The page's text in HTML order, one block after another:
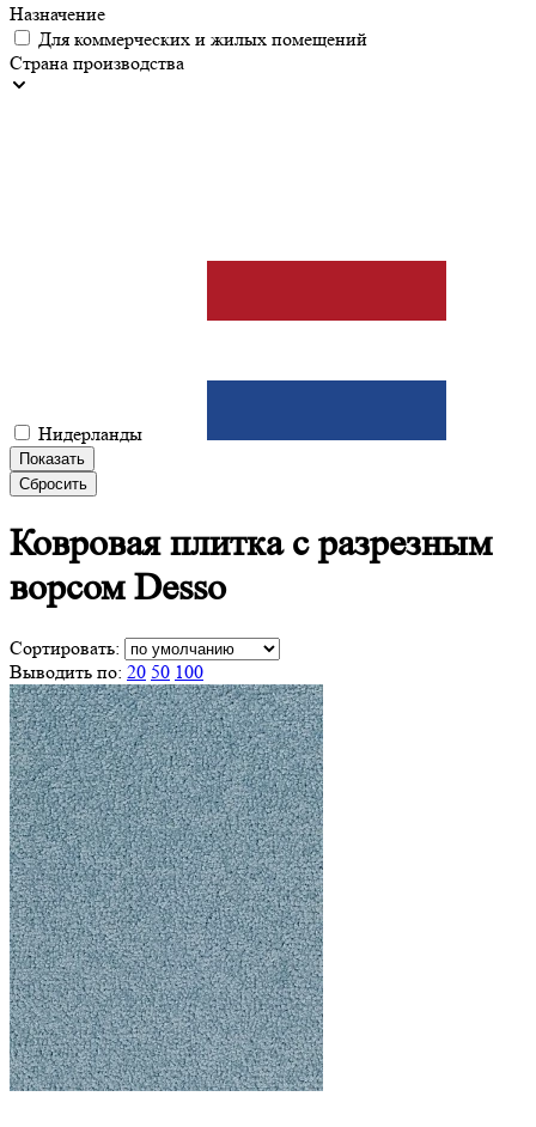
Назначение
Для коммерческих и жилых помещений
Страна производства
Нидерланды
Показать
Сбросить
Ковровая плитка сразрезным
ворсом Desso
Сортировать:
Выводить по: 20 50 100